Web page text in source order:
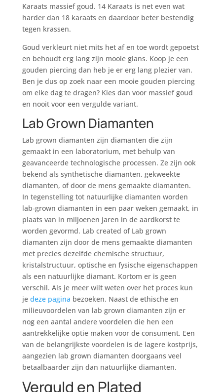
Karaats massief goud. 14 Karaats is net even wat
harder dan 18 karaats en daardoor beter bestendig
tegen krassen.
Goud verkleurt niet mits het af en toe wordt gepoetst
en behoudt erg lang zijn mooie glans. Koop je een
gouden piercing dan heb je er erg lang plezier van.
Ben je dus op zoek naar een mooie gouden piercing
om elke dag te dragen? Kies dan voor massief goud
en nooit voor een vergulde variant.
Lab Grown Diamanten
Lab grown diamanten zijn diamanten die zijn
gemaakt in een laboratorium, met behulp van
geavanceerde technologische processen. Ze zijn ook
bekend als synthetische diamanten, gekweekte
diamanten, of door de mens gemaakte diamanten.
In tegenstelling tot natuurlijke diamanten worden
lab-grown diamanten in een paar weken gemaakt, in
plaats van in miljoenen jaren in de aardkorst te
worden gevormd. Lab created of Lab grown
diamanten zijn door de mens gemaakte diamanten
met precies dezelfde chemische structuur,
kristalstructuur, optische en fysische eigenschappen
als een natuurlijke diamant. Kortom er is geen
verschil. Als je meer wilt weten over het proces kun
je deze pagina bezoeken. Naast de ethische en
milieuvoordelen van lab grown diamanten zijn er
nog een aantal andere voordelen die hen een
aantrekkelijke optie maken voor de consument. Een
van de belangrijkste voordelen is de lagere kostprijs,
aangezien lab grown diamanten doorgaans veel
betaalbaarder zijn dan natuurlijke diamanten.
Verguld en Plated